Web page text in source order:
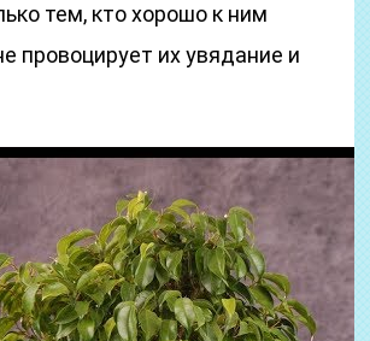
тем, кто хорошо к ним
провоцирует их увядание и